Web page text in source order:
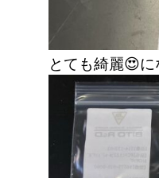
とても綺麗😍